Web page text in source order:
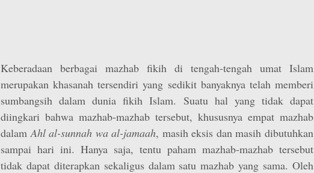
Keberadaan berbagai mazhab fikih di tengah-tengah umat Islam
merupakan khasanah tersendiri yang sedikit banyaknya telah memberi
sumbangsih dalam dunia fikih Islam. Suatu hal yang tidak dapat
diingkari bahwa mazhab-mazhab tersebut, khususnya empat mazhab
dalam Ahl al-sunnah wa al-jamaah, masih eksis dan masih dibutuhkan
sampai hari ini. Hanya saja, tentu paham mazhab-mazhab tersebut
tidak dapat diterapkan sekaligus dalam satu mazhab yang sama. Oleh